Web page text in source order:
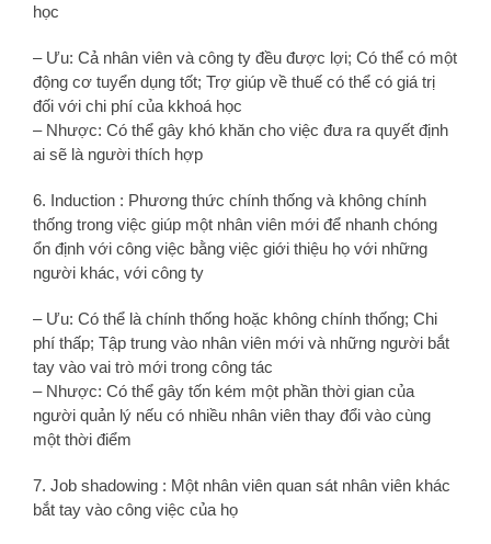
học
– Ưu: Cả nhân viên và công ty đều được lợi; Có thể có một
động cơ tuyển dụng tốt; Trợ giúp về thuế có thể có giá trị
đối với chi phí của kkhoá học
– Nhược: Có thể gây khó khăn cho việc đưa ra quyết định
ai sẽ là người thích hợp
6. Induction : Phương thức chính thống và không chính
thống trong việc giúp một nhân viên mới để nhanh chóng
ổn định với công việc bằng việc giới thiệu họ với những
người khác, với công ty
– Ưu: Có thể là chính thống hoặc không chính thống; Chi
phí thấp; Tập trung vào nhân viên mới và những người bắt
tay vào vai trò mới trong công tác
– Nhược: Có thể gây tốn kém một phần thời gian của
người quản lý nếu có nhiều nhân viên thay đổi vào cùng
một thời điểm
7. Job shadowing : Một nhân viên quan sát nhân viên khác
bắt tay vào công việc của họ